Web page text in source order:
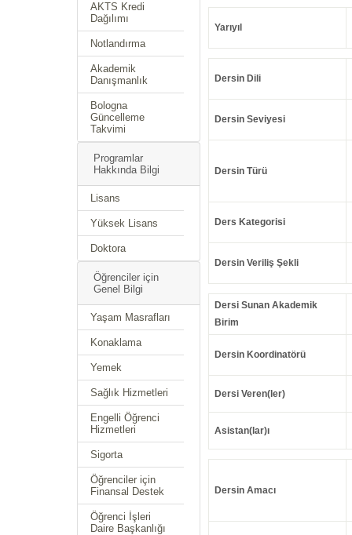
AKTS Kredi
Dağılımı
Notlandırma
Akademik
Danışmanlık
Bologna
Güncelleme
Takvimi
Programlar
Hakkında Bilgi
Lisans
Yüksek Lisans
Doktora
Öğrenciler için
Genel Bilgi
Yaşam Masrafları
Konaklama
Yemek
Sağlık Hizmetleri
Engelli Öğrenci
Hizmetleri
Sigorta
Öğrenciler için
Finansal Destek
Öğrenci İşleri
Daire Başkanlığı
Yarıyıl
Dersin Dili
Dersin Seviyesi
Dersin Türü
Ders Kategorisi
Dersin Veriliş Şekli
Dersi Sunan Akademik
Birim
Dersin Koordinatörü
Dersi Veren(ler)
Asistan(lar)ı
Dersin Amacı